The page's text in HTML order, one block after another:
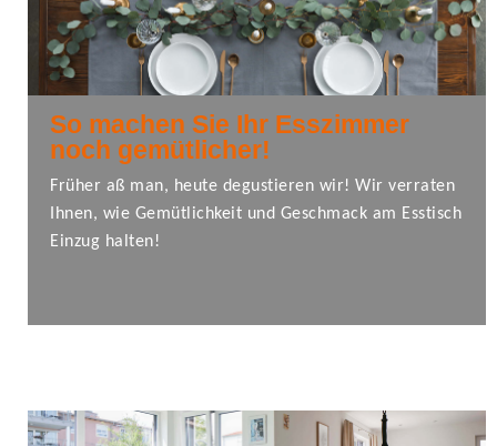
So machen Sie Ihr Esszimmer
noch gemütlicher!
Früher aß man, heute degustieren wir! Wir verraten
Ihnen, wie Gemütlichkeit und Geschmack am Esstisch
Einzug halten!